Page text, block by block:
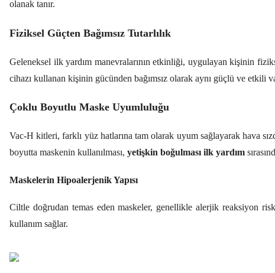
olanak tanır.
Fiziksel Güçten Bağımsız Tutarlılık
Geleneksel ilk yardım manevralarının etkinliği, uygulayan kişinin
cihazı kullanan kişinin gücünden bağımsız olarak aynı güçlü ve etkili
Çoklu Boyutlu Maske Uyumluluğu
Vac-H kitleri, farklı yüz hatlarına tam olarak uyum sağlayarak hava
boyutta maskenin kullanılması, yetişkin boğulması ilk yardım
Maskelerin Hipoalerjenik Yapısı
Ciltle doğrudan temas eden maskeler, genellikle alerjik reaksiyon
kullanım sağlar.